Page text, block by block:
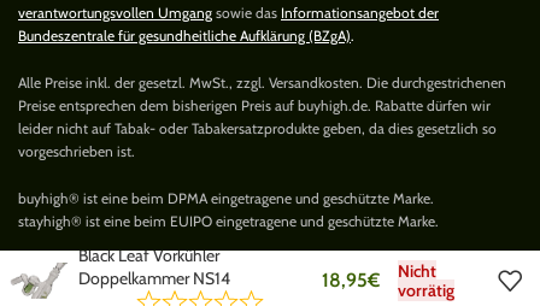
verantwortungsvollen Umgang sowie das Informationsangebot der
Bundeszentrale für gesundheitliche Aufklärung (BZgA).
Alle Preise inkl. der gesetzl. MwSt., zzgl. Versandkosten. Die durchgestrichenen
Preise entsprechen dem bisherigen Preis auf buyhigh.de. Rabatte dürfen wir
leider nicht auf Tabak- oder Tabakersatzprodukte geben, da dies gesetzlich so
vorgeschrieben ist.
buyhigh® ist eine beim DPMA eingetragene und geschützte Marke.
stayhigh® ist eine beim EUIPO eingetragene und geschützte Marke.
Black Leaf Vorkühler
Doppelkammer NS14
18,95€
Nicht
vorrätig